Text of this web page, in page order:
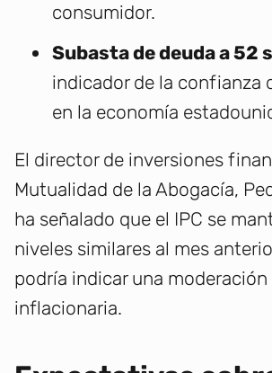
consumidor.
Subasta de deuda a 52
indicador de la confianza
en la economía
El director de inversiones
Mutualidad de la Abogacía,
ha señalado que el IPC se
niveles similares al mes
podría indicar una moderación
inflacionaria.